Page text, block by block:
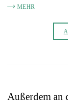
MEHR
Außerdem an